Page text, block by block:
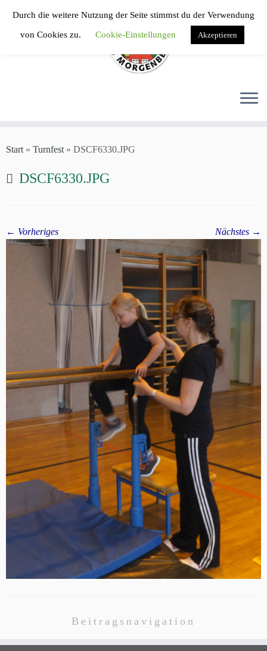
springen
Start » Turnfest » DSCF6330.JPG
DSCF6330.JPG
← Vorheriges Nächstes →
Beitragsnavigation
Durch die weitere Nutzung der Seite stimmst du der Verwendung
von Cookies zu. Cookie-Einstellungen Akzeptieren